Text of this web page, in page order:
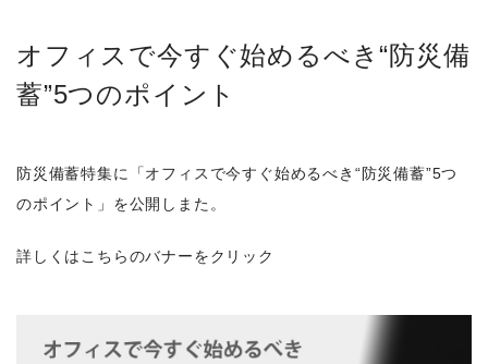
オフィスで今すぐ始めるべき“防災備
蓄”5つのポイント
防災備蓄特集に「オフィスで今すぐ始めるべき“防災備蓄”5つ
のポイント」を公開しまた。
詳しくはこちらのバナーをクリック